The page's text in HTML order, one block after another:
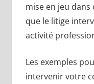
mise en jeu
que le litige
activité
Les exemples
intervenir votre